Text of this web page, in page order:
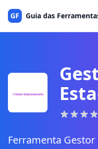
GF Guia das
Ferramenta